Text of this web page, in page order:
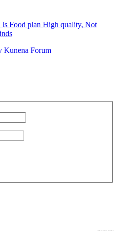
Food plan High quality, Not
Kunena Forum